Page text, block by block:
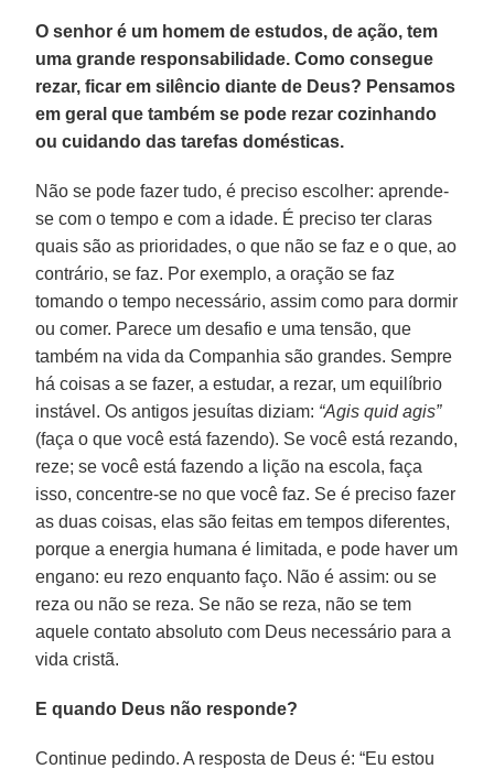
O senhor é um homem de estudos, de ação, tem
uma grande responsabilidade. Como consegue
rezar, ficar em silêncio diante de Deus? Pensamos
em geral que também se pode rezar cozinhando
ou cuidando das tarefas domésticas.
Não se pode fazer tudo, é preciso escolher: aprende-
se com o tempo e com a idade. É preciso ter claras
quais são as prioridades, o que não se faz e o que, ao
contrário, se faz. Por exemplo, a oração se faz
tomando o tempo necessário, assim como para dormir
ou comer. Parece um desafio e uma tensão, que
também na vida da Companhia são grandes. Sempre
há coisas a se fazer, a estudar, a rezar, um equilíbrio
instável. Os antigos jesuítas diziam: “Agis quid agis”
(faça o que você está fazendo). Se você está rezando,
reze; se você está fazendo a lição na escola, faça
isso, concentre-se no que você faz. Se é preciso fazer
as duas coisas, elas são feitas em tempos diferentes,
porque a energia humana é limitada, e pode haver um
engano: eu rezo enquanto faço. Não é assim: ou se
reza ou não se reza. Se não se reza, não se tem
aquele contato absoluto com Deus necessário para a
vida cristã.
E quando Deus não responde?
Continue pedindo. A resposta de Deus é: “Eu estou